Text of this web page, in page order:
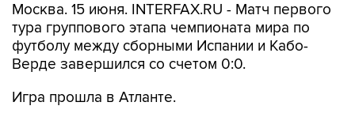
Москва. 15 июня. INTERFAX.RU - Матч первого
тура группового этапа чемпионата мира по
футболу между сборными Испании и Кабо-
Верде завершился со счетом 0:0.
Игра прошла в Атланте.